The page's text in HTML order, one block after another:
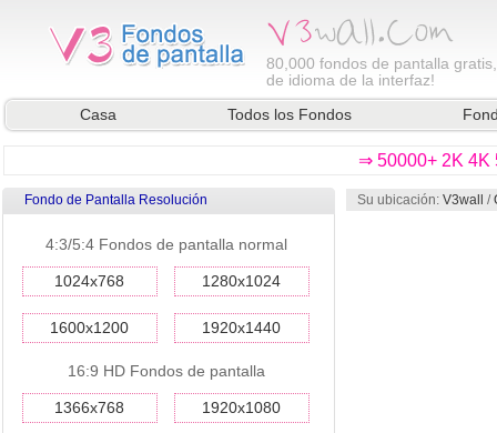
80,000 fondos de pantalla
de idioma de la interfaz!
Casa
Todos los Fondos
⇒ 50000+ 2K 4K
Fondo de Pantalla Resolución
4:3/5:4 Fondos de pantalla normal
1024x768 1280x1024
1600x1200 1920x1440
16:9 HD Fondos de pantalla
1366x768 1920x1080
Su ubicación: V3wall /